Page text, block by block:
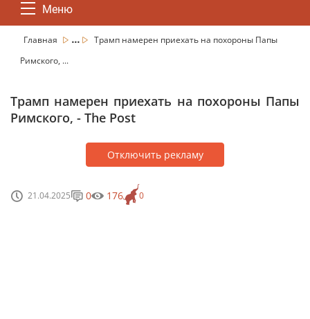
Меню
Главная ...
Трамп намерен приехать на похороны Папы
Римского, ...
Трамп намерен приехать на похороны Папы
Римского, - The Post
Отключить рекламу
21.04.2025 0
0 176